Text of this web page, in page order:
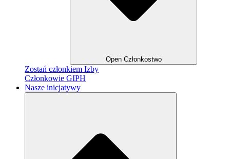
Open Członkostwo
Zostań członkiem Izby
Członkowie GIPH
Nasze inicjatywy